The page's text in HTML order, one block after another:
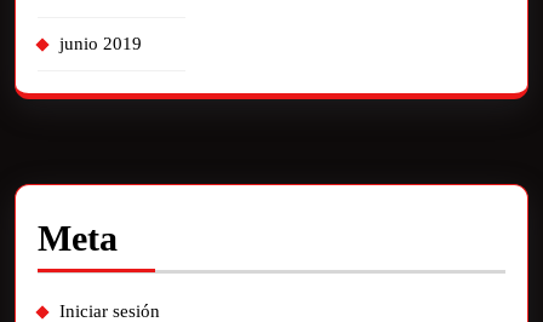
junio 2019
Meta
Iniciar sesión